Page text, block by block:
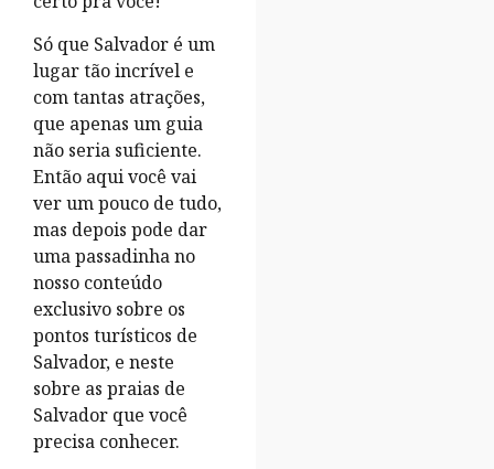
Só que Salvador é um
lugar tão incrível e
com tantas atrações,
que apenas um guia
não seria suficiente.
Então aqui você vai
ver um pouco de tudo,
mas depois pode dar
uma passadinha no
nosso conteúdo
exclusivo sobre os
pontos turísticos de
Salvador, e neste
sobre as praias de
Salvador que você
precisa conhecer.